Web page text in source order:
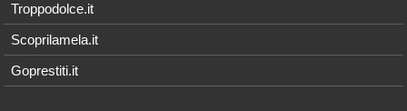
Troppodolce.it
Scoprilamela.it
Goprestiti.it